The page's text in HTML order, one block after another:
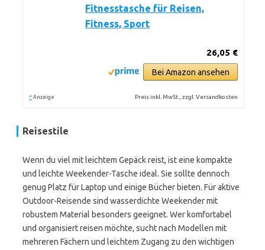
Fitnesstasche für Reisen,
Fitness, Sport
26,05 €
Bei Amazon ansehen
* Anzeige Preis inkl. MwSt., zzgl. Versandkosten
Reisestile
Wenn du viel mit leichtem Gepäck reist, ist eine kompakte
und leichte Weekender-Tasche ideal. Sie sollte dennoch
genug Platz für Laptop und einige Bücher bieten. Für aktive
Outdoor-Reisende sind wasserdichte Weekender mit
robustem Material besonders geeignet. Wer komfortabel
und organisiert reisen möchte, sucht nach Modellen mit
mehreren Fächern und leichtem Zugang zu den wichtigen